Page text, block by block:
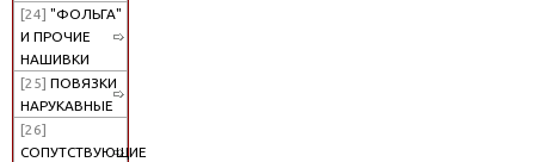
[24] "ФОЛЬГА"
И ПРОЧИЕ
НАШИВКИ
[25] ПОВЯЗКИ
НАРУКАВНЫЕ
[26]
СОПУТСТВУЮЩИЕ